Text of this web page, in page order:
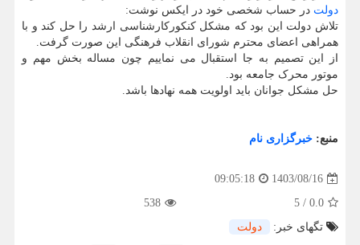
دولت در حساب شخصی خود در ایکس نوشت:
تلاش دولت این بود که مشکل کنکورکارشناسی ارشد را حل کند و با
همراهی اعضای محترم شورای انقلاب فرهنگی این صورت گرفت.
از این تصمیم به جا استقبال می نماییم چون مساله بخش مهم و
موتور محرک جامعه بود.
حل مشکل جوانان باید اولویت همه نهادها باشد.
منبع: خبرگزاری نام
1403/08/16
09:05:18
0.0
/
5
538
تگهای خبر:
دولت